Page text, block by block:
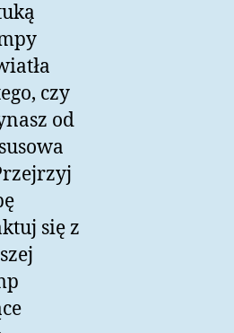
czy
od
się z